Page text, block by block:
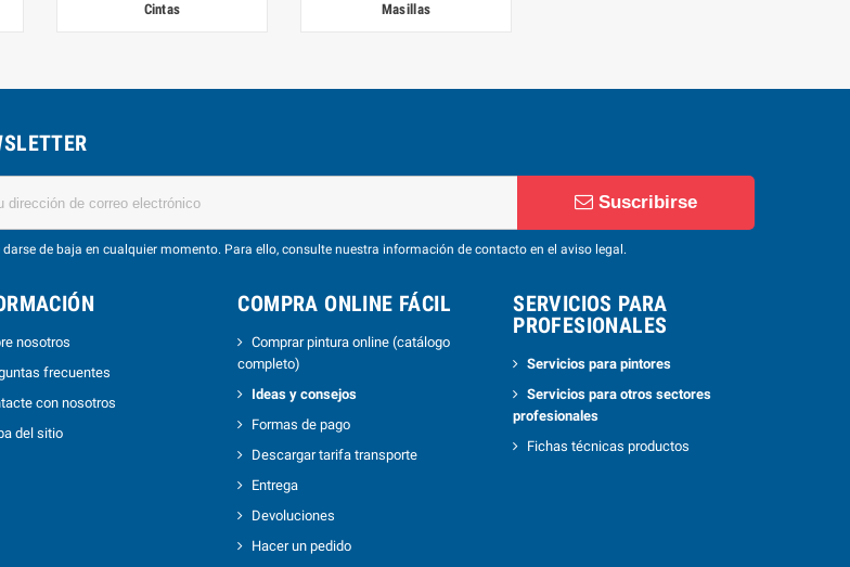
Cintas Masillas
Suscribirse
darse de baja en cualquier momento. Para ello, consulte nuestra información de contacto en el aviso legal.
nosotros
frecuentes
con nosotros
del sitio
COMPRA ONLINE FÁCIL
Comprar pintura online (catálogo
completo)
Ideas y consejos
Formas de pago
Descargar tarifa transporte
Entrega
Devoluciones
Hacer un pedido
SERVICIOS PARA
PROFESIONALES
Servicios para pintores
Servicios para otros sectores
profesionales
Fichas técnicas productos